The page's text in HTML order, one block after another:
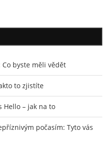
byste měli vědět
to zjistíte
Hello – jak na to
počasím: Tyto vás